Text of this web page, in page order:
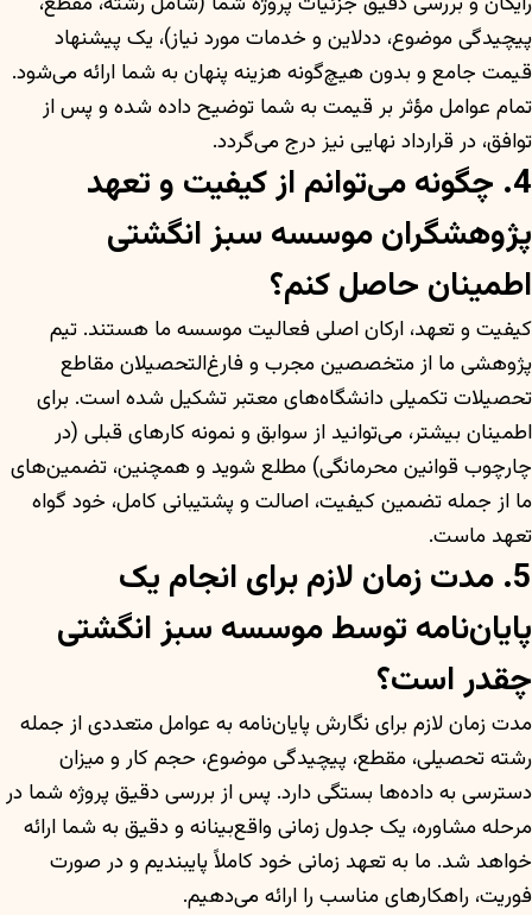
پیچیدگی موضوع، ددلاین و خدمات مورد نیاز)، یک پیشنهاد
قیمت جامع و بدون هیچ‌گونه هزینه پنهان به شما ارائه می‌شود.
تمام عوامل مؤثر بر قیمت به شما توضیح داده شده و پس از
توافق، در قرارداد نهایی نیز درج می‌گردد.
4. چگونه می‌توانم از کیفیت و تعهد
پژوهشگران موسسه سبز انگشتی
اطمینان حاصل کنم؟
کیفیت و تعهد، ارکان اصلی فعالیت موسسه ما هستند. تیم
پژوهشی ما از متخصصین مجرب و فارغ‌التحصیلان مقاطع
تحصیلات تکمیلی دانشگاه‌های معتبر تشکیل شده است. برای
اطمینان بیشتر، می‌توانید از سوابق و نمونه کارهای قبلی (در
چارچوب قوانین محرمانگی) مطلع شوید و همچنین، تضمین‌های
ما از جمله تضمین کیفیت، اصالت و پشتیبانی کامل، خود گواه
تعهد ماست.
5. مدت زمان لازم برای انجام یک
پایان‌نامه توسط موسسه سبز انگشتی
چقدر است؟
مدت زمان لازم برای نگارش پایان‌نامه به عوامل متعددی از جمله
رشته تحصیلی، مقطع، پیچیدگی موضوع، حجم کار و میزان
دسترسی به داده‌ها بستگی دارد. پس از بررسی دقیق پروژه شما در
مرحله مشاوره، یک جدول زمانی واقع‌بینانه و دقیق به شما ارائه
خواهد شد. ما به تعهد زمانی خود کاملاً پایبندیم و در صورت
فوریت، راهکارهای مناسب را ارائه می‌دهیم.